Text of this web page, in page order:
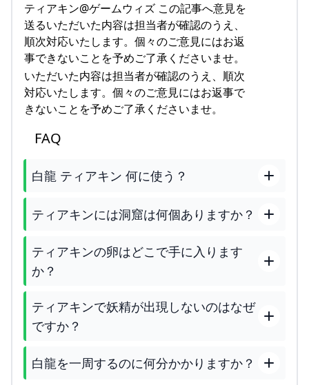
ティアキン@ゲームウィズ この記事へ意見を
送るいただいた内容は担当者が確認のうえ、
順次対応いたします。個々のご意見にはお返
事できないことを予めご了承くださいませ。
いただいた内容は担当者が確認のうえ、順次
対応いたします。個々のご意見にはお返事で
きないことを予めご了承くださいませ。
FAQ
白龍 ティアキン 何に使う？
ティアキンには洞窟は何個ありますか？
ティアキンの卵はどこで手に入ります
か？
ティアキンで妖精が出現しないのはなぜ
ですか？
白龍を一周するのに何分かかりますか？